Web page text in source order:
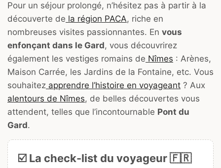
Pour un séjour prolongé, n’hésitez pas à partir à la
découverte de la région PACA, riche en
nombreuses visites passionnantes. En vous
enfonçant dans le Gard, vous découvrirez
également les vestiges romains de Nîmes : Arènes,
Maison Carrée, les Jardins de la Fontaine, etc. Vous
souhaitez apprendre l’histoire en voyageant ? Aux
alentours de Nîmes, de belles découvertes vous
attendent, telles que l’incontournable Pont du
Gard.
☑️ La check-list du voyageur 🇫🇷